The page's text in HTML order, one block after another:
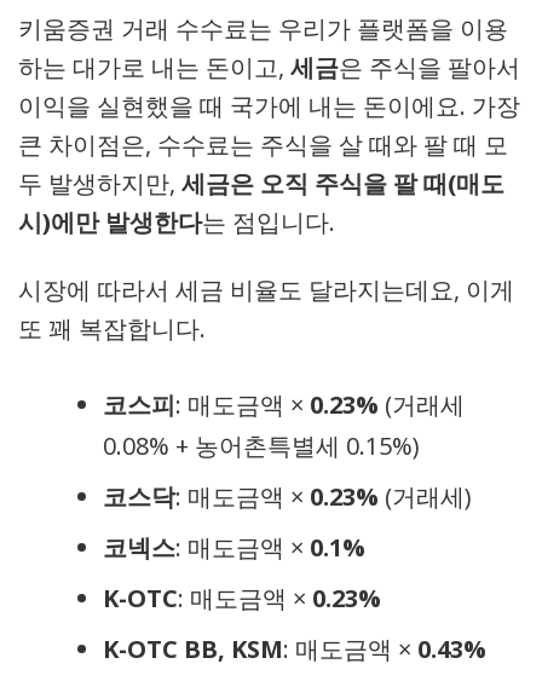
키움증권 거래 수수료는 우리가 플랫폼을 이용
하는 대가로 내는 돈이고, 세금은 주식을 팔아서
이익을 실현했을 때 국가에 내는 돈이에요. 가장
큰 차이점은, 수수료는 주식을 살 때와 팔 때 모
두 발생하지만, 세금은 오직 주식을 팔 때(매도
시)에만 발생한다는 점입니다.
시장에 따라서 세금 비율도 달라지는데요, 이게
또 꽤 복잡합니다.
코스피: 매도금액 × 0.23% (거래세
0.08% + 농어촌특별세 0.15%)
코스닥: 매도금액 × 0.23% (거래세)
코넥스: 매도금액 × 0.1%
K-OTC: 매도금액 × 0.23%
K-OTC BB, KSM: 매도금액 × 0.43%